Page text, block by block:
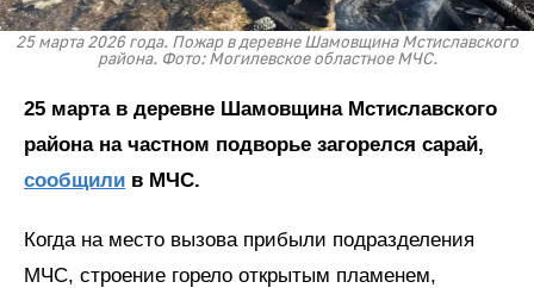
25 марта 2026 года. Пожар в деревне Шамовщина Мстиславского
района. Фото: Могилевское областное МЧС.
25 марта в деревне Шамовщина Мстиславского
района на частном подворье загорелся сарай,
сообщили в МЧС.
Когда на место вызова прибыли подразделения
МЧС, строение горело открытым пламенем,